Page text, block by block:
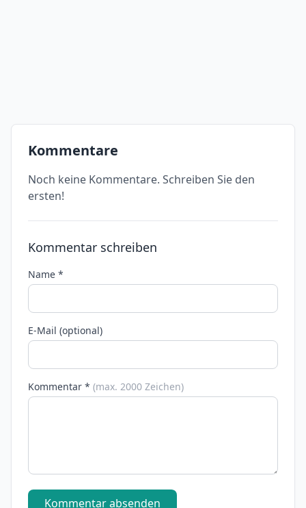
Kommentare
Noch keine Kommentare. Schreiben Sie den
ersten!
Kommentar schreiben
Name *
E-Mail (optional)
Kommentar * (max. 2000 Zeichen)
Kommentar absenden